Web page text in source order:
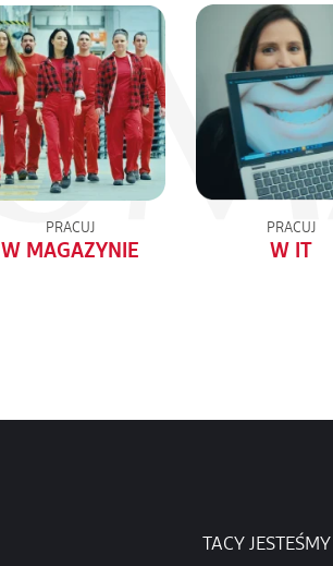
PRACUJ
W MAGAZYNIE
PRACUJ
W IT
TACY JESTEŚMY